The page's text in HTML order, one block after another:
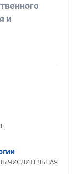
и
ВЫЧИСЛИТЕЛЬНАЯ